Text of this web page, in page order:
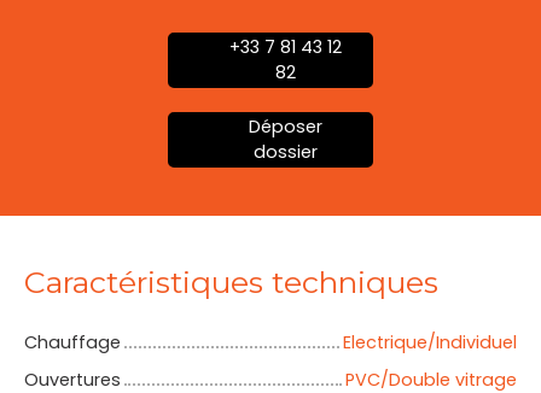
+33 7 81 43 12
82
Déposer
dossier
Caractéristiques techniques
Chauffage
Electrique/Individuel
Ouvertures
PVC/Double vitrage